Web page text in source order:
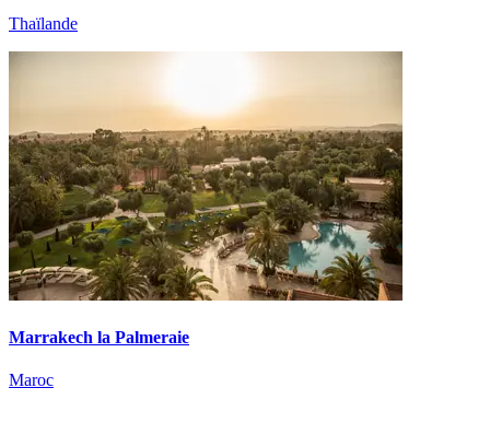
Thaïlande
Marrakech la Palmeraie
Maroc